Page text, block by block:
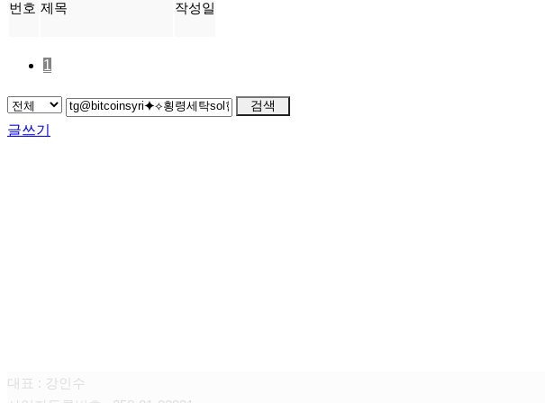
번호 제목 작성일
1
검색
글쓰기
대표 : 강인수